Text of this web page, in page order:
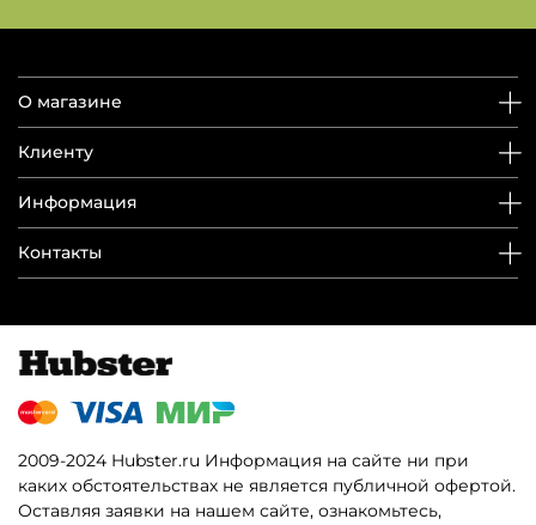
О магазине
Клиенту
Информация
Контакты
2009-2024 Hubster.ru Информация на сайте ни при
каких обстоятельствах не является публичной офертой.
Оставляя заявки на нашем сайте, ознакомьтесь,